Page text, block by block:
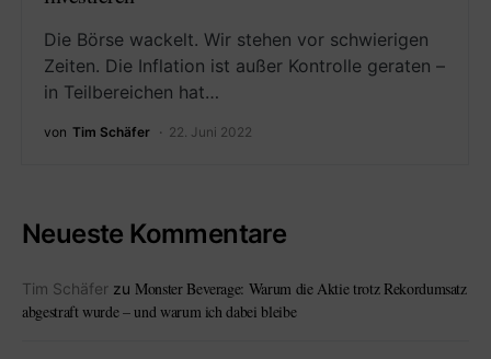
Die Börse wackelt. Wir stehen vor schwierigen
Zeiten. Die Inflation ist außer Kontrolle geraten –
in Teilbereichen hat…
von Tim Schäfer 22. Juni 2022
Neueste Kommentare
Tim Schäfer zu Monster Beverage: Warum die Aktie trotz Rekordumsatz
abgestraft wurde – und warum ich dabei bleibe